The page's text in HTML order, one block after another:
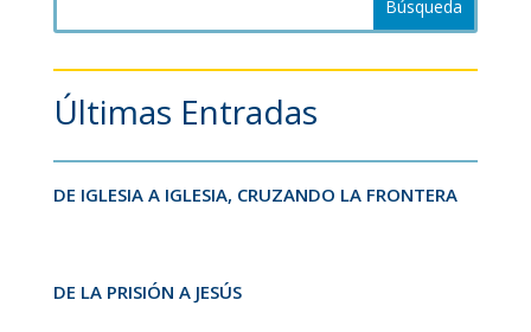
Últimas Entradas
DE IGLESIA A IGLESIA, CRUZANDO LA FRONTERA
DE LA PRISIÓN A JESÚS